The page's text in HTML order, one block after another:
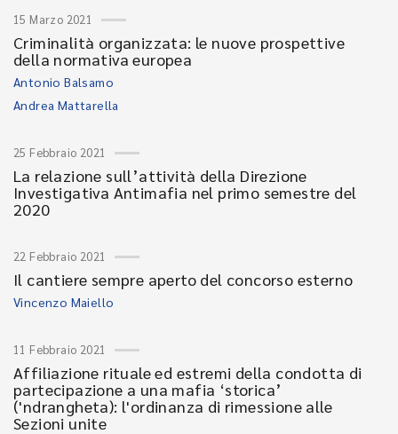
15 Marzo 2021
Criminalità organizzata: le nuove prospettive
della normativa europea
Antonio Balsamo
Andrea Mattarella
25 Febbraio 2021
La relazione sull’attività della Direzione
Investigativa Antimafia nel primo semestre del
2020
22 Febbraio 2021
Il cantiere sempre aperto del concorso esterno
Vincenzo Maiello
11 Febbraio 2021
Affiliazione rituale ed estremi della condotta di
partecipazione a una mafia ‘storica’
('ndrangheta): l'ordinanza di rimessione alle
Sezioni unite